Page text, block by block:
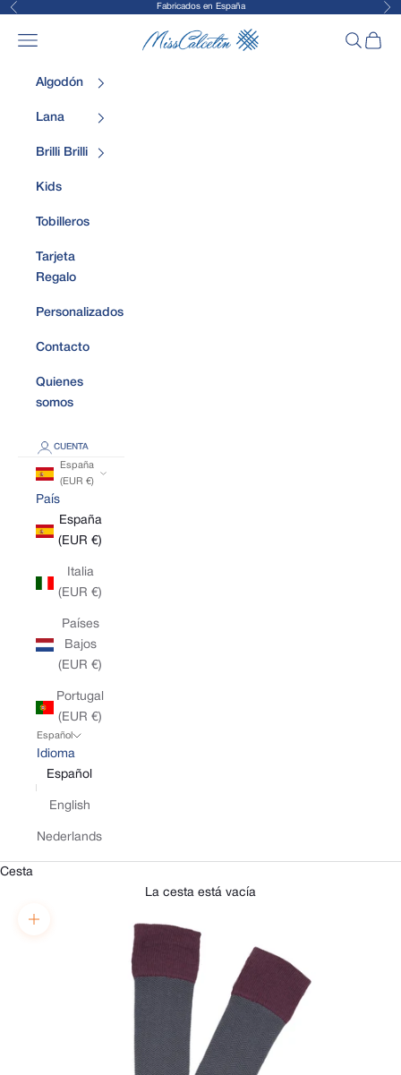
Ir al contenido
Anterior Fabricados en España
MissCalcetin
Abrir menú de navegación AbrirAbrir
Algodón
Lana
Brilli Brilli
Kids
Tobilleros
Tarjeta
Regalo
Personalizados
Contacto
Quienes
somos
CUENTA
España
(EUR €)
País
España
(EUR €)
Italia
(EUR €)
Países
Bajos
(EUR €)
Portugal
(EUR €)
Español
Idioma
Español
English
Nederlands
Cesta
La cesta está vacía